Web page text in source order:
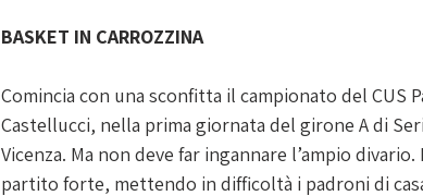
BASKET IN CARROZZINA
Comincia con una sconfitta il campionato del CUS
Castellucci, nella prima giornata del girone A di
Vicenza. Ma non deve far ingannare l’ampio
partito forte, mettendo in difficoltà i padroni di